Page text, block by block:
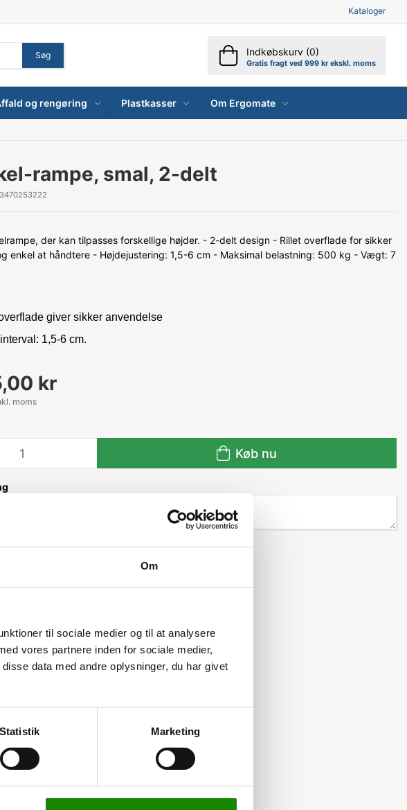
Om
til sociale medier og til at analysere
vores partnere inden for sociale medier,
data med andre oplysninger, du har givet
Statistik Marketing
Kataloger
Søg Indkøbskurv (0)
Gratis fragt ved 999 kr ekskl. moms
og rengøring Plastkasser Om Ergomate
rampe, smal, 2-delt
3470253222
der kan tilpasses forskellige højder. - 2-delt design - Rillet overflade for sikker
enkel at håndtere - Højdejustering: 1,5-6 cm - Maksimal belastning: 500 kg - Vægt: 7
giver sikker anvendelse
1,5-6 cm.
kr
moms
Køb nu